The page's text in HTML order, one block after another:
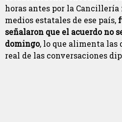
horas antes por la Cancillería
medios estatales de ese país,
señalaron que el acuerdo no
domingo, lo que alimenta las
real de las conversaciones